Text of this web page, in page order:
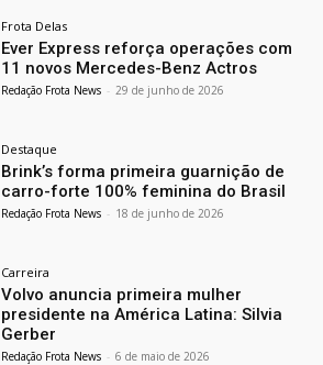
Frota Delas
Ever Express reforça operações com
11 novos Mercedes-Benz Actros
Redação Frota News - 29 de junho de 2026
Destaque
Brink’s forma primeira guarnição de
carro-forte 100% feminina do Brasil
Redação Frota News - 18 de junho de 2026
Carreira
Volvo anuncia primeira mulher
presidente na América Latina: Silvia
Gerber
Redação Frota News - 6 de maio de 2026